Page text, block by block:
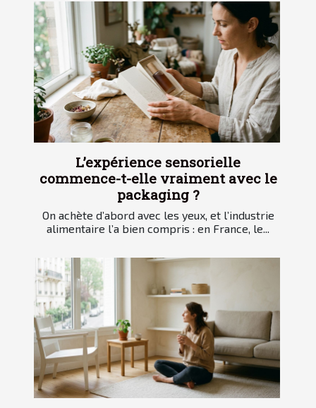
L’expérience sensorielle
commence-t-elle vraiment avec le
packaging ?
On achète d’abord avec les yeux, et l’industrie
alimentaire l’a bien compris : en France, le...